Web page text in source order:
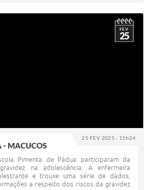
25 FEV 2025 - 15h34
FEV
25
- MACUCOS
Pimenta de Pádua participaram da
na adolescência. A enfermeira
e trouxe uma série de dados,
a respeito dos riscos da gravidez